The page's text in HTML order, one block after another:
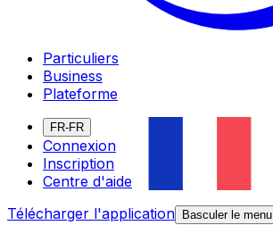
Particuliers
Business
Plateforme
FR-FR
Connexion
Inscription
Centre d'aide
Télécharger l'application
Basculer le menu